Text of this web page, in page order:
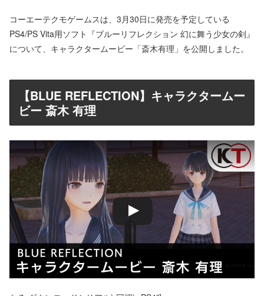
コーエーテクモゲームスは、3月30日に発売を予定している
PS4/PS Vita用ソフト『ブルーリフレクション 幻に舞う少女の剣』
について、キャラクタームービー「斎木有理」を公開しました。
【BLUE REFLECTION】キャラクタームー
ビー 斎木 有理